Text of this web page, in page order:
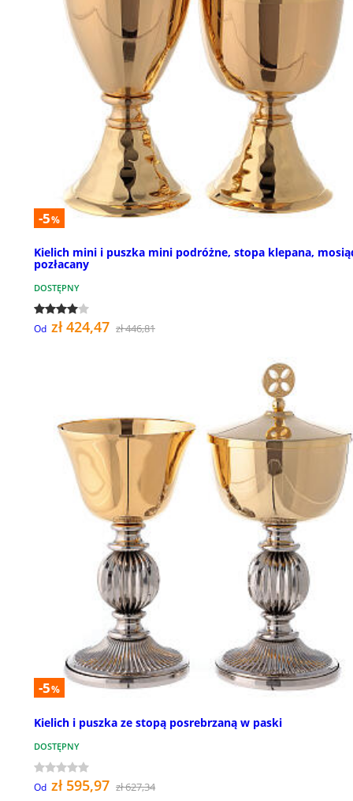
-5%
Kielich mini i puszka mini podróżne, stopa klepana,
pozłacany
DOSTĘPNY
Od zł 424,47 zł 446,81
-5%
Kielich i puszka ze stopą posrebrzaną w paski
DOSTĘPNY
Od zł 595,97 zł 627,34